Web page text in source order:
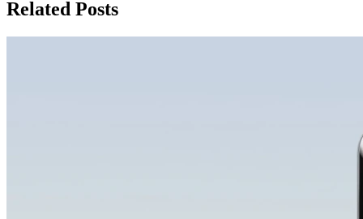
записям
Related Posts